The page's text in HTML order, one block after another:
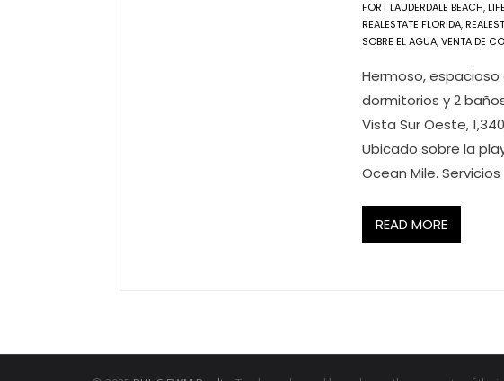
FORT LAUDERDALE BEACH,
REALESTATE FLORIDA,
SOBRE EL AGUA,VENTA DE
Hermoso,
dormitorios y 2
Vista Sur Oeste,
Ubicado sobre la
Ocean Mile. Servicios
READ MORE